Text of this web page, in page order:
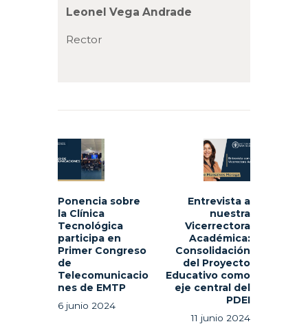
Leonel Vega Andrade
Rector
de
entradas
post:
Ponencia sobre
la Clínica
Tecnológica
participa en
Primer Congreso
de
Telecomunicacio
nes de EMTP
6 junio 2024
Entrevista a
nuestra
Vicerrectora
Académica:
Consolidación
del Proyecto
Educativo como
eje central del
PDEI
11 junio 2024